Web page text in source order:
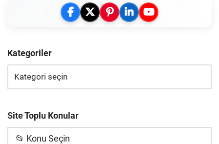
Kategoriler
Site Toplu Konular
📂 Konu Seçin